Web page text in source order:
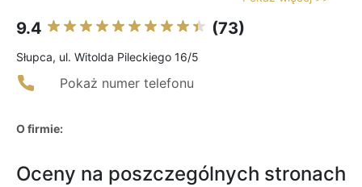
9.4 (73)
Słupca, ul. Witolda Pileckiego 16/5
Pokaż numer telefonu
O firmie:
Oceny na poszczególnych stronach